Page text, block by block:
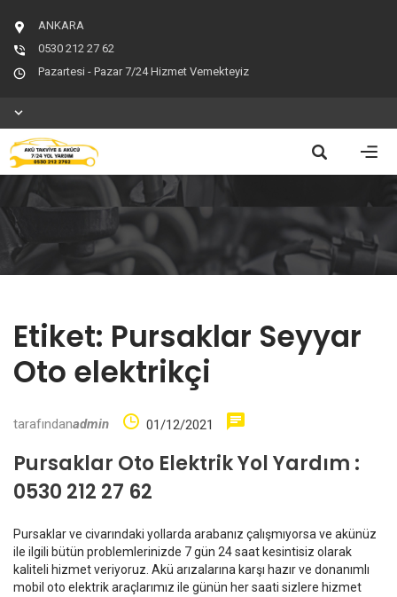
ANKARA
0530 212 27 62
Pazartesi - Pazar 7/24 Hizmet Vemekteyiz
Etiket: Pursaklar Seyyar
Oto elektrikçi
tarafındanadmin 01/12/2021
Pursaklar Oto Elektrik Yol Yardım :
0530 212 27 62
Pursaklar ve civarındaki yollarda arabanız çalışmıyorsa ve akünüz
ile ilgili bütün problemlerinizde 7 gün 24 saat kesintisiz olarak
kaliteli hizmet veriyoruz. Akü arızalarına karşı hazır ve donanımlı
mobil oto elektrik araçlarımız ile günün her saati sizlere hizmet